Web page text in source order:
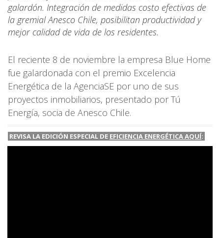
galardón. Integración de medidas costo efectivas de
la gremial Anesco Chile, posibilitan productividad y
mejor calidad de vida de los residentes.
El reciente 8 de noviembre la empresa Blue Home
fue galardonada con el premio Excelencia
Energética de la AgenciaSE por uno de sus
proyectos inmobiliarios, presentado por Tú
Energía, socia de Anesco Chile.
REVISA LA EDICIÓN ESPECIAL DE EFICIENCIA ENERGÉTICA AQUÍ: